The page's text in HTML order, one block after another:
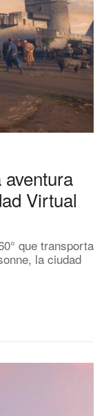
Virtual
que transporta
la ciudad